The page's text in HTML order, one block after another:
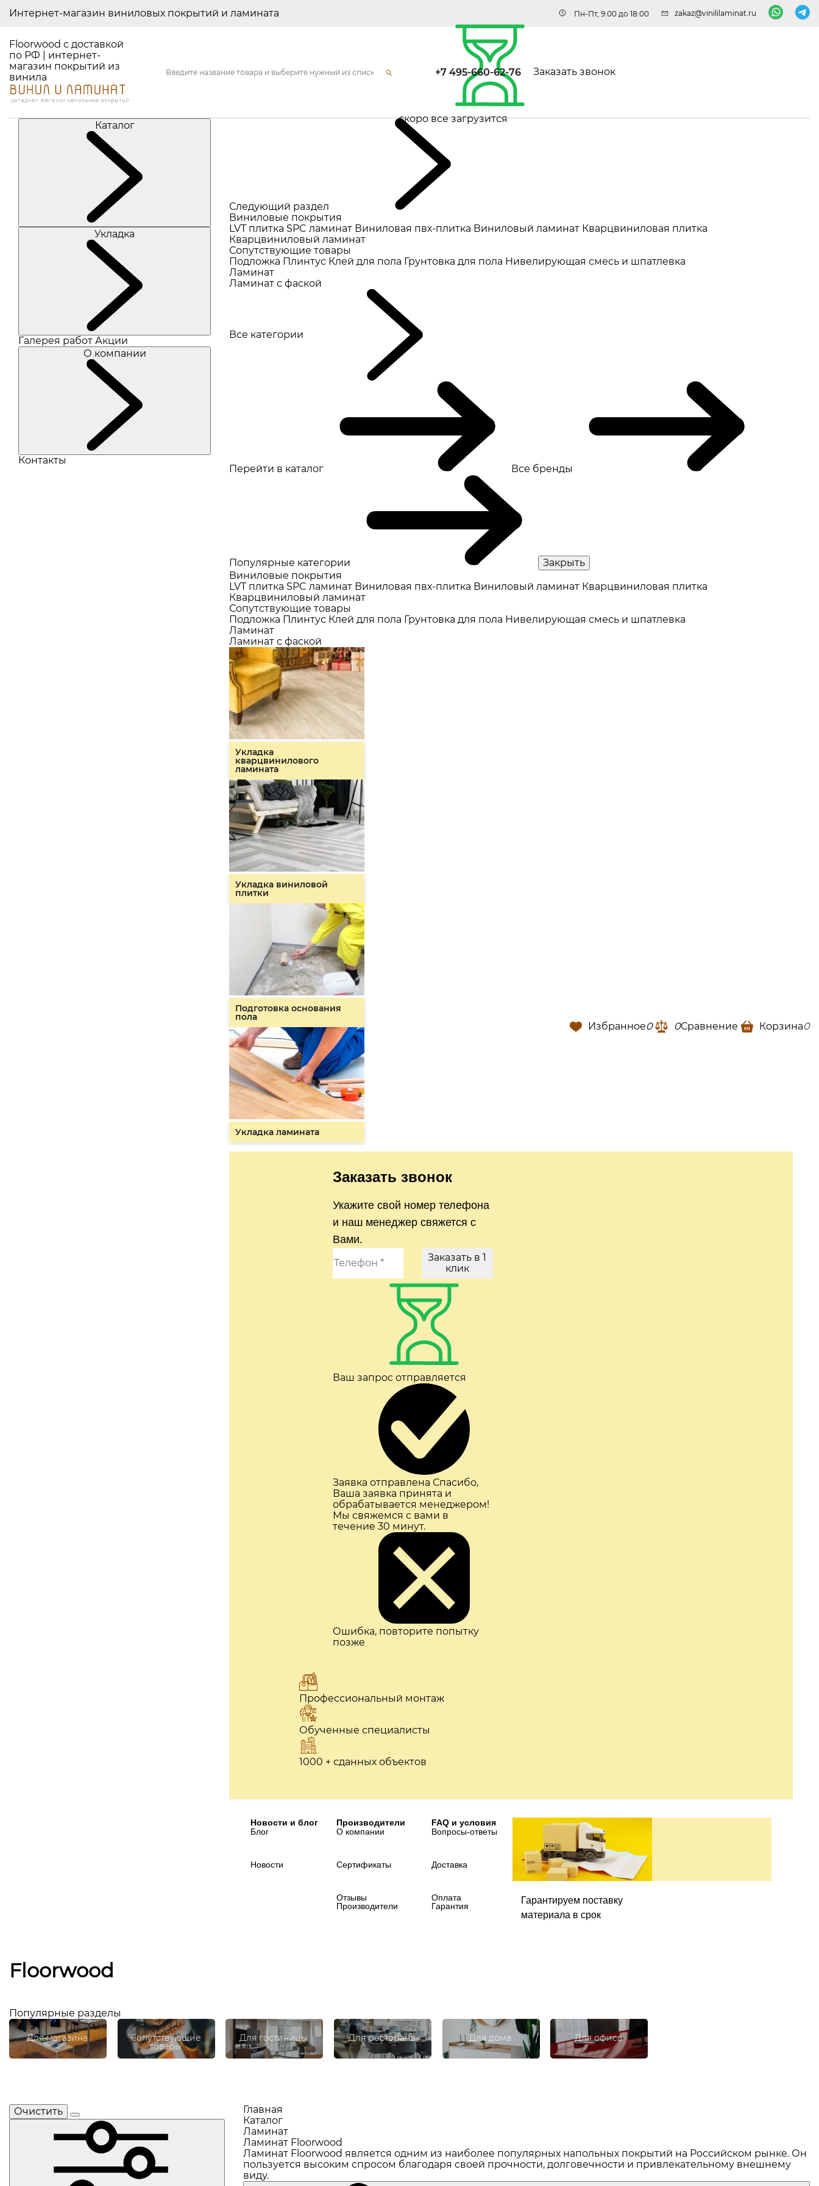
Интернет-магазин виниловых покрытий и ламината Пн-Пт, 9:00 до 18:00 zakaz@vinililaminat.ru
Floorwood с доставкой
по РФ | интернет-
магазин покрытий из
винила
скоро все загрузится
+7 495-660-62-76 Заказать звонок
Каталог
Укладка
Галерея работ Акции
О компании
Контакты
Следующий раздел
Виниловые покрытия
LVT плитка SPC ламинат Виниловая пвх-плитка Виниловый ламинат Кварцвиниловая плитка
Кварцвиниловый ламинат
Сопутствующие товары
Подложка Плинтус Клей для пола Грунтовка для пола Нивелирующая смесь и шпатлевка
Ламинат
Ламинат с фаской
Все катeгории
Перейти в каталог Все бренды
Популярные категории
Закрыть
Виниловые покрытия
LVT плитка SPC ламинат Виниловая пвх-плитка Виниловый ламинат Кварцвиниловая плитка
Кварцвиниловый ламинат
Сопутствующие товары
Подложка Плинтус Клей для пола Грунтовка для пола Нивелирующая смесь и шпатлевка
Ламинат
Ламинат с фаской
Укладка
кварцвинилового
ламината
Укладка виниловой
плитки
Подготовка основания
пола
Укладка ламината
Заказать звонок
Укажите свой номер телефона
и наш менеджер свяжется с
Вами.
Заказать в 1
клик
Ваш запрос отправляется
Заявка отправлена Спасибо,
Ваша заявка принята и
обрабатывается менеджером!
Мы свяжемся с вами в
течение 30 минут.
Ошибка, повторите попытку
позже
Профессиональный монтаж
Обученные специалисты
1000 + сданных объектов
Новости и блог
Блог
Новости
Производители
О компании
Сертификаты
Отзывы
Производители
FAQ и условия
Вопросы-ответы
Доставка
Оплата
Гарантия
Гарантируем поставку
материала в срок
Избранное0 0Сравнение Корзина0
Floorwood
Популярные разделы
Для магазина Сопутствующие
товары
Для гостиницы Для ресторана Для дома Для офиса
Очистить
Главная
Каталог
Ламинат
Ламинат Floorwood
Ламинат Floorwood является одним из наиболее популярных напольных покрытий на Российском рынке. Он
пользуется высоким спросом благодаря своей прочности, долговечности и привлекательному внешнему
виду.